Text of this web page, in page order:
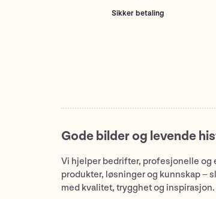
Sikker betaling
Gode bilder og levende
Vi hjelper bedrifter, profesjonelle og
produkter, løsninger og kunnskap –
med kvalitet, trygghet og inspirasjon.